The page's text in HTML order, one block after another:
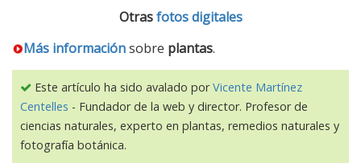
Otrasfotos digitales
Más informaciónsobre plantas.
Este artículo ha sido avalado porVicente Martínez
Centelles - Fundador de la web y director. Profesor de
ciencias naturales, experto en plantas, remedios naturales y
fotografía botánica.